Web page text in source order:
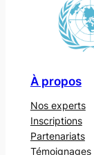
À propos
Nos experts
Inscriptions
Partenariats
Témoignages